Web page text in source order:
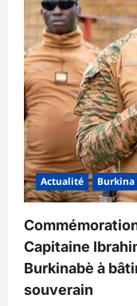
Actualité Burkina
Capitaine
Burkinabè à
souverain